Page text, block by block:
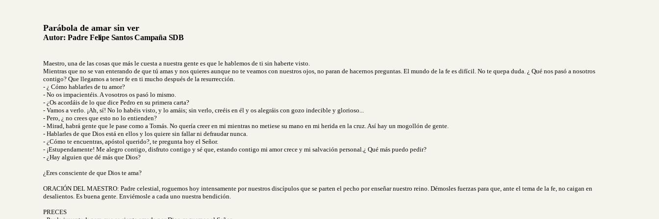
Parábola de amar sin ver
Autor: Padre Felipe Santos Campaña SDB
Maestro, una de las cosas que más le cuesta a nuestra gente es que le hablemos de ti sin haberte visto.
Mientras que no se van enterando de que tú amas y nos quieres aunque no te veamos con nuestros ojos, no paran de hacernos preguntas. El mundo de la fe es difícil. No te quepa duda. ¿ Qué nos pasó a nosotros
contigo? Que llegamos a tener fe en ti mucho después de la resurrección.
- ¿ Cómo hablarles de tu amor?
- No os impacientéis. A vosotros os pasó lo mismo.
- ¿Os acordáis de lo que dice Pedro en su primera carta?
- Vamos a verlo. ¡Ah, sí! No lo habéis visto, y lo amáis; sin verlo, creéis en él y os alegráis con gozo indecible y glorioso...
- Pero, ¿ no crees que esto no lo entienden?
- Mirad, habrá gente que le pase como a Tomás. No quería creer en mi mientras no metiese su mano en mi herida en la cruz. Así hay un mogollón de gente.
- Hablarles de que Dios está en ellos y los quiere sin fallar ni defraudar nunca.
- ¿Cómo te encuentras, apóstol querido?, te pregunta hoy el Señor.
- ¡Estupendamente! Me alegro contigo, disfruto contigo y sé que, estando contigo mi amor crece y mi salvación personal.¿ Qué más puedo pedir?
- ¿Hay alguien que dé más que Dios?
¿Eres consciente de que Dios te ama?
ORACIÓN DEL MAESTRO: Padre celestial, roguemos hoy intensamente por nuestros discípulos que se parten el pecho por enseñar nuestro reino. Démosles fuerzas para que, ante el tema de la fe, no caigan en
desalientos. Es buena gente. Enviémosle a cada uno nuestra bendición.
PRECES